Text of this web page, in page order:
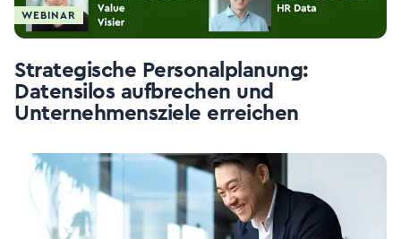
WEBINAR
Strategische Personalplanung:
Datensilos aufbrechen und
Unternehmensziele erreichen